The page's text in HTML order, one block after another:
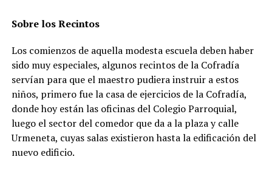
Sobre los Recintos
Los comienzos de aquella modesta escuela deben haber
sido muy especiales, algunos recintos de la Cofradía
servían para que el maestro pudiera instruir a estos
niños, primero fue la casa de ejercicios de la Cofradía,
donde hoy están las oficinas del Colegio Parroquial,
luego el sector del comedor que da a la plaza y calle
Urmeneta, cuyas salas existieron hasta la edificación del
nuevo edificio.